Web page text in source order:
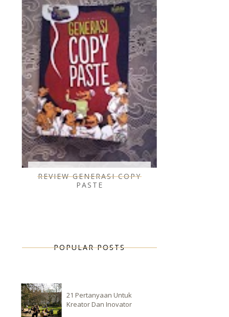
REVIEW GENERASI COPY
PASTE
POPULAR POSTS
21 Pertanyaan Untuk
Kreator Dan Inovator